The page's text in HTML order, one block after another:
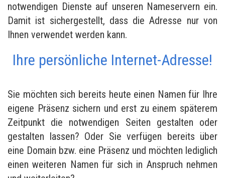
notwendigen Dienste auf unseren Nameservern ein.
Damit ist sichergestellt, dass die Adresse nur von
Ihnen verwendet werden kann.
Ihre persönliche Internet-Adresse!
Sie möchten sich bereits heute einen Namen für Ihre
eigene Präsenz sichern und erst zu einem späterem
Zeitpunkt die notwendigen Seiten gestalten oder
gestalten lassen? Oder Sie verfügen bereits über
eine Domain bzw. eine Präsenz und möchten lediglich
einen weiteren Namen für sich in Anspruch nehmen